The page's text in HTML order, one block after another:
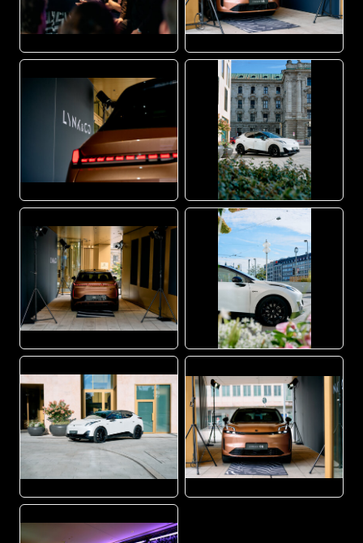
JPG JPG
JPG JPG
JPG JPG
JPG JPG